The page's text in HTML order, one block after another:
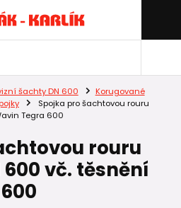
šachty DN 600
Korugované
Spojka pro šachtovou rouru
Tegra 600
rouru
vč. těsnění